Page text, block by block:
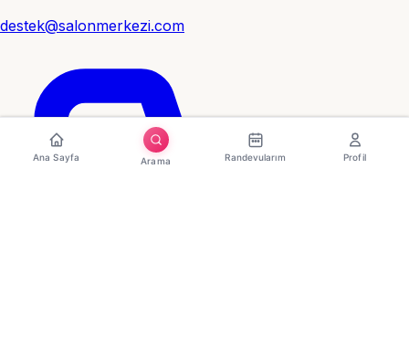
destek@salonmerkezi.com
Ana Sayfa Arama Randevularım Profil